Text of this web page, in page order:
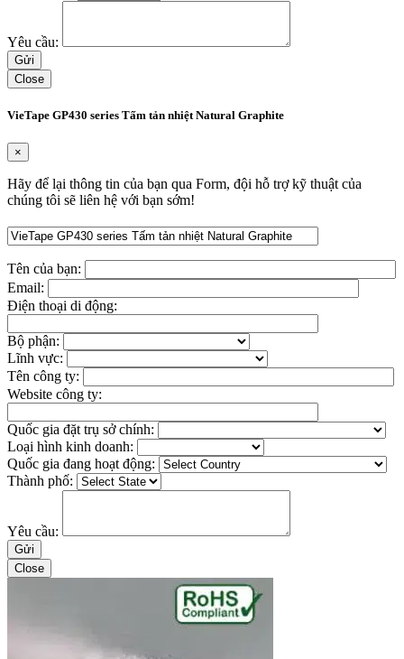
Yêu cầu:
Close
VieTape GP430 series Tấm tản nhiệt Natural Graphite
×
Hãy để lại thông tin của bạn qua Form, đội hỗ trợ kỹ thuật của
chúng tôi sẽ liên hệ với bạn sớm!
Tên của bạn:
Email:
Điện thoại di động:
Bộ phận:
Lĩnh vực:
Tên công ty:
Website công ty:
Quốc gia đặt trụ sở chính:
Loại hình kinh doanh:
Quốc gia đang hoạt động:
Thành phố:
Yêu cầu:
Close